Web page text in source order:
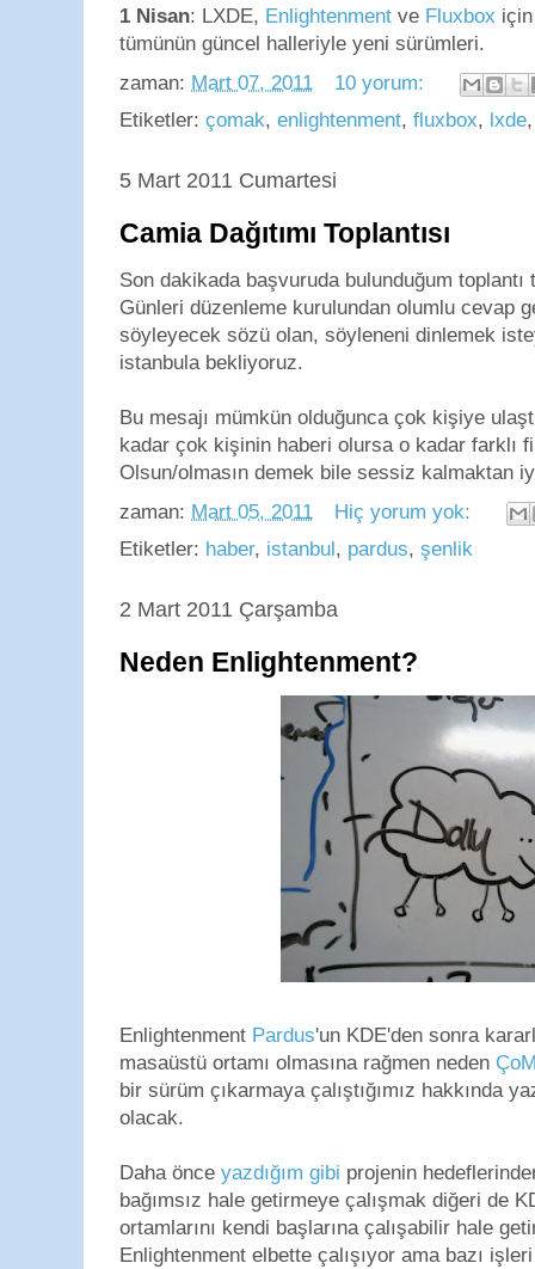
1 Nisan: LXDE, Enlightenment ve Fluxbox
tümünün güncel halleriyle yeni sürümleri.
zaman: Mart 07, 2011
10 yorum:
Etiketler: çomak, enlightenment, fluxbox, lxde
5 Mart 2011 Cumartesi
Camia Dağıtımı Toplantısı
Son dakikada başvuruda bulunduğum toplantı
Günleri düzenleme kurulundan olumlu cevap
söyleyecek sözü olan, söyleneni dinlemek
istanbula bekliyoruz.
Bu mesajı mümkün olduğunca çok kişiye
kadar çok kişinin haberi olursa o kadar farklı
Olsun/olmasın demek bile sessiz kalmaktan
zaman: Mart 05, 2011
Hiç yorum yok:
Etiketler: haber, istanbul, pardus, şenlik
2 Mart 2011 Çarşamba
Neden Enlightenment?
Enlightenment Pardus'un KDE'den sonra
masaüstü ortamı olmasına rağmen neden
bir sürüm çıkarmaya çalıştığımız hakkında
olacak.
Daha önce yazdığım gibi projenin
bağımsız hale getirmeye çalışmak diğeri de
ortamlarını kendi başlarına çalışabilir hale
Enlightenment elbette çalışıyor ama bazı